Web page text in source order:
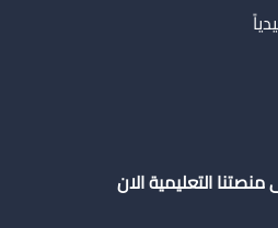
التعليمية الان